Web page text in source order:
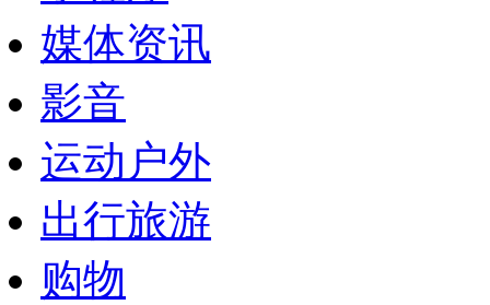
媒体资讯
影音
运动户外
出行旅游
购物